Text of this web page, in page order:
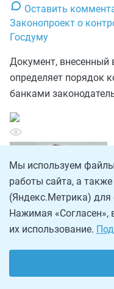
Оставить
Законопроект о
Госдуму
Документ,
определяет порядок
банками
Журналист Николай
Оставить
В Санкт-Петербурге
Мы используем
работы сайта, а
(Яндекс.Метрика) для
Нажимая «Согласен»,
их использование.